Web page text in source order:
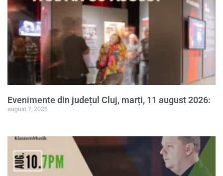
Evenimente din județul Cluj, marți, 11 august 2026:
august 7, 2026